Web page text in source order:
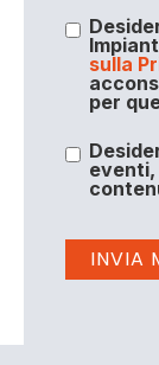
sulla
per